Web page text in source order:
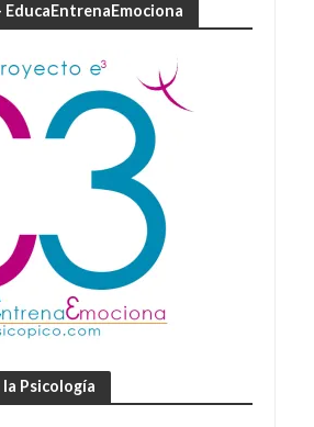
EducaEntrenaEmociona
Psicología